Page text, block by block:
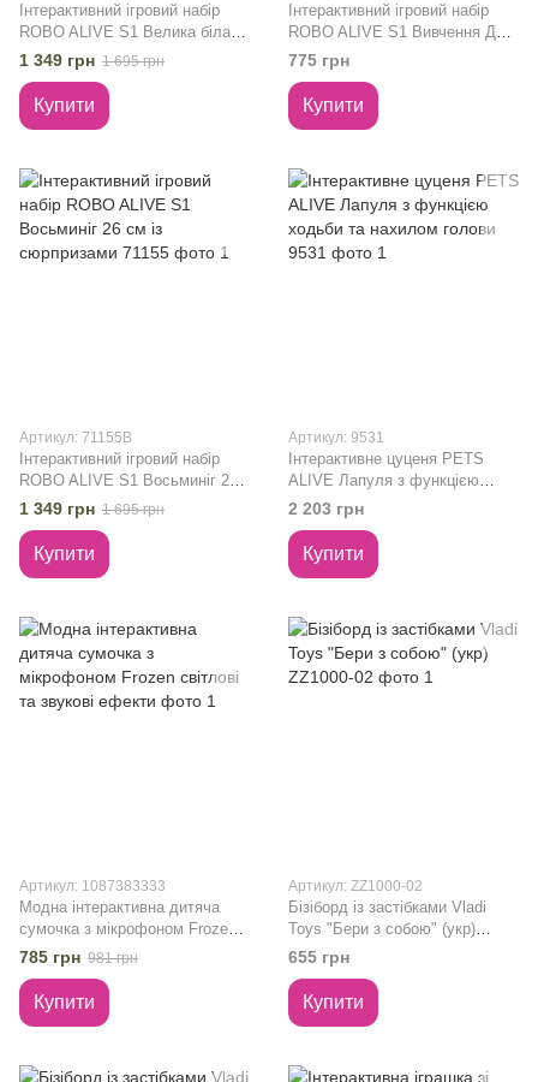
Інтерактивний ігровий набір
ROBO ALIVE S1 Велика біла
акула 38 см із сюрпризами
1 349 грн 1 695 грн
Купити
Інтерактивний ігровий набір
ROBO ALIVE S1 Вивчення ДНК
Стиракозавра 71139
775 грн
Купити
Артикул: 71155B
Інтерактивний ігровий набір
ROBO ALIVE S1 Восьминіг 26
см із сюрпризами 71155
1 349 грн 1 695 грн
Купити
Артикул: 9531
Інтерактивне цуценя PETS
ALIVE Лапуля з функцією
ходьби та нахилом голови
2 203 грн
Купити
Артикул: 1087383333
Модна інтерактивна дитяча
сумочка з мікрофоном Frozen
світлові та звукові ефекти
785 грн 981 грн
Купити
Артикул: ZZ1000-02
Бізіборд із застібками Vladi
Toys "Бери з собою" (укр)
ZZ1000-02
655 грн
Купити